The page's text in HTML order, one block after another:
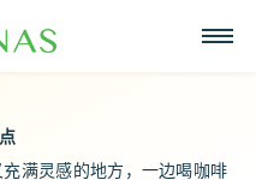
满灵感的地方，一边喝咖啡